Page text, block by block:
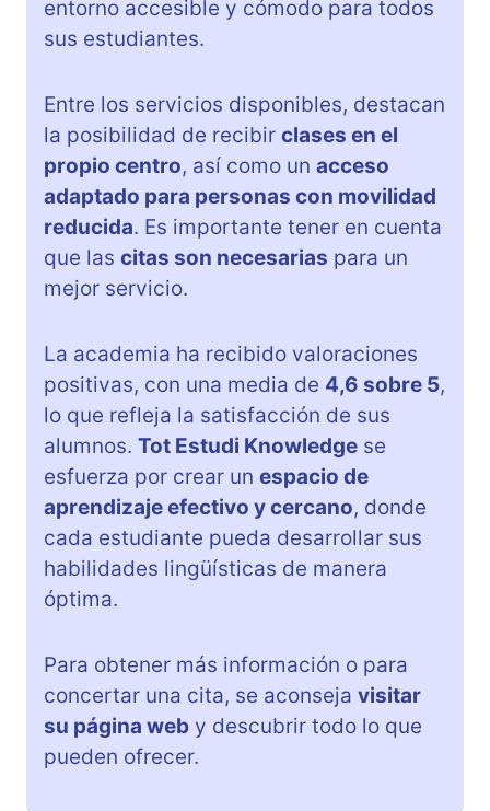
entorno accesible y cómodo para todos
sus estudiantes.
Entre los servicios disponibles, destacan
la posibilidad de recibir clases en el
propio centro, así como un acceso
adaptado para personas con movilidad
reducida. Es importante tener en cuenta
que las citas son necesarias para un
mejor servicio.
La academia ha recibido valoraciones
positivas, con una media de 4,6 sobre 5,
lo que refleja la satisfacción de sus
alumnos. Tot Estudi Knowledge se
esfuerza por crear un espacio de
aprendizaje efectivo y cercano, donde
cada estudiante pueda desarrollar sus
habilidades lingüísticas de manera
óptima.
Para obtener más información o para
concertar una cita, se aconseja visitar
su página web y descubrir todo lo que
pueden ofrecer.